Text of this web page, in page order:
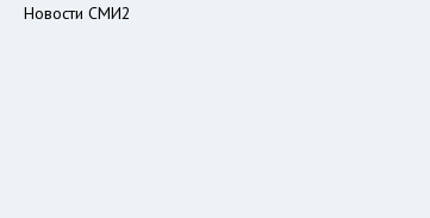
Новости СМИ2